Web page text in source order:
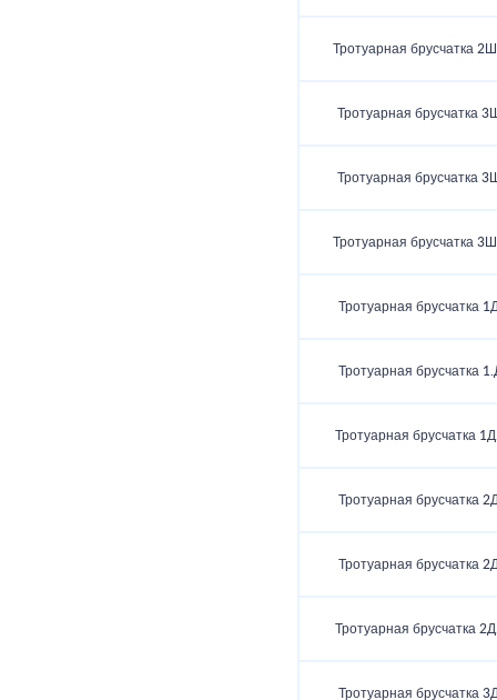
Тротуарная брусчатка
Тротуарная брусчатка
Тротуарная брусчатка
Тротуарная брусчатка
Тротуарная брусчатка
Тротуарная брусчатка
Тротуарная брусчатка
Тротуарная брусчатка
Тротуарная брусчатка
Тротуарная брусчатка
Тротуарная брусчатка